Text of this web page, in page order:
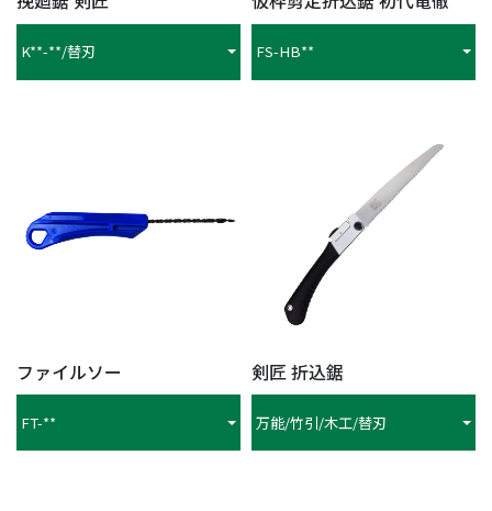
K**-**/替刃 FS-HB**
ファイルソー
FT-**
剣匠 折込鋸
万能/竹引/木工/替刃